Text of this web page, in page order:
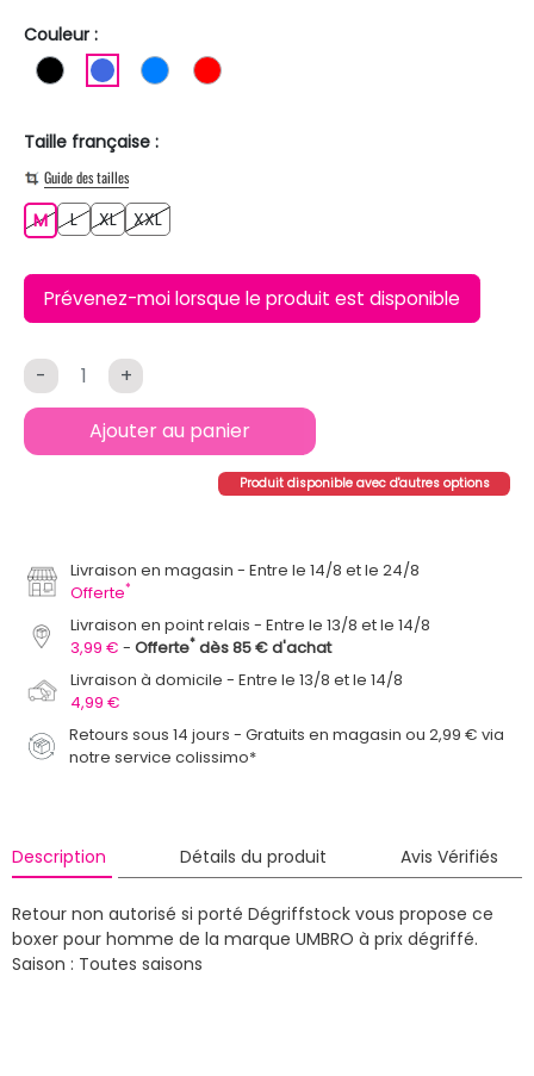
Couleur :
NOIR BLEU ROIBLEU ROUGE
Taille française :
Guide des tailles
MM LL XLXL XXLXXL
Prévenez-moi lorsque le produit est disponible
- +
Ajouter au panier
Produit disponible avec d'autres options
Livraison en magasin
Entre le 14/8 et le 24/8
Offerte*
Livraison en point relais
Entre le 13/8 et le 14/8
3,99 €
Offerte* dès 85 € d'achat
Livraison à domicile
Entre le 13/8 et le 14/8
4,99 €
Retours sous 14 jours - Gratuits en magasin ou 2,99 € via
notre service colissimo*
Description Détails du produit Avis Vérifiés
Retour non autorisé si porté Dégriffstock vous propose ce
boxer pour homme de la marque UMBRO à prix dégriffé.
Saison : Toutes saisons